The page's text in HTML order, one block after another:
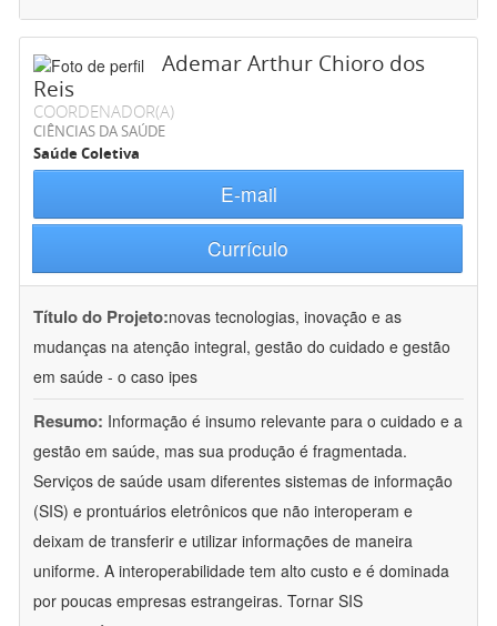
Ademar Arthur Chioro dos
Reis
COORDENADOR(A)
CIÊNCIAS DA SAÚDE
Saúde Coletiva
E-mail
Currículo
Título do Projeto:novas tecnologias, inovação e as
mudanças na atenção integral, gestão do cuidado e gestão
em saúde - o caso ipes
Resumo: Informação é insumo relevante para o cuidado e a
gestão em saúde, mas sua produção é fragmentada.
Serviços de saúde usam diferentes sistemas de informação
(SIS) e prontuários eletrônicos que não interoperam e
deixam de transferir e utilizar informações de maneira
uniforme. A interoperabilidade tem alto custo e é dominada
por poucas empresas estrangeiras. Tornar SIS